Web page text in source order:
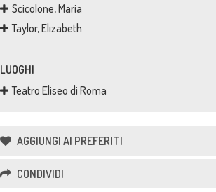
Scicolone, Maria
Taylor, Elizabeth
LUOGHI
Teatro Eliseo di Roma
AGGIUNGI AI PREFERITI
CONDIVIDI